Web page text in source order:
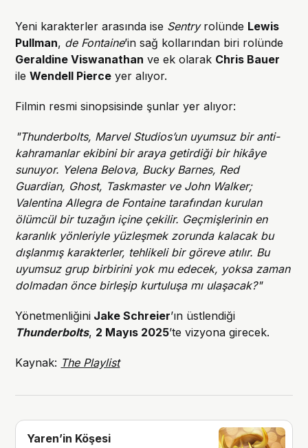
Yeni karakterler arasında ise Sentryrolünde Lewis
Pullman, de Fontaine’in sağ kollarından biri rolünde
Geraldine Viswanathan ve ek olarak Chris Bauer
ileWendell Pierce yer alıyor.
Filmin resmi sinopsisinde şunlar yer alıyor:
"Thunderbolts, Marvel Studios’un uyumsuz bir anti-
kahramanlar ekibini bir araya getirdiği bir hikâye
sunuyor. Yelena Belova, Bucky Barnes, Red
Guardian, Ghost, Taskmaster ve John Walker;
Valentina Allegra de Fontaine tarafından kurulan
ölümcül bir tuzağın içine çekilir. Geçmişlerinin en
karanlık yönleriyle yüzleşmek zorunda kalacak bu
dışlanmış karakterler, tehlikeli bir göreve atılır. Bu
uyumsuz grup birbirini yok mu edecek, yoksa zaman
dolmadan önce birleşip kurtuluşa mı ulaşacak?"
Yönetmenliğini Jake Schreier’ın üstlendiği
Thunderbolts, 2 Mayıs 2025’te vizyona girecek.
Kaynak: The Playlist
Yaren’in Köşesi